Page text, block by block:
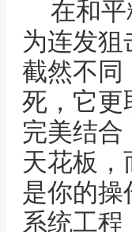
在和
为连发
截然不同
死，它更
完美结
天花板
是你的操
系统工